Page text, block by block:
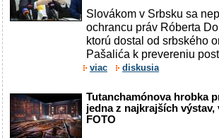
Slovákom v Srbsku sa
ochrancu práv Róberta
ktorú dostal od srbského
Pašalića k prevereniu
viac diskusia
Tutanchamónova hrobka
jedna z najkrajších
FOTO